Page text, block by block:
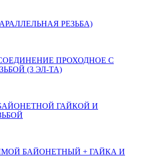
РЕЗЬБА)
ПРОХОДНОЕ С
(3 ЭЛ-ТА)
ГАЙКОЙ И
БАЙОНЕТНЫЙ + ГАЙКА И